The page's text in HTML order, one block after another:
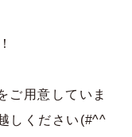
ご用意していま
しください(#^^